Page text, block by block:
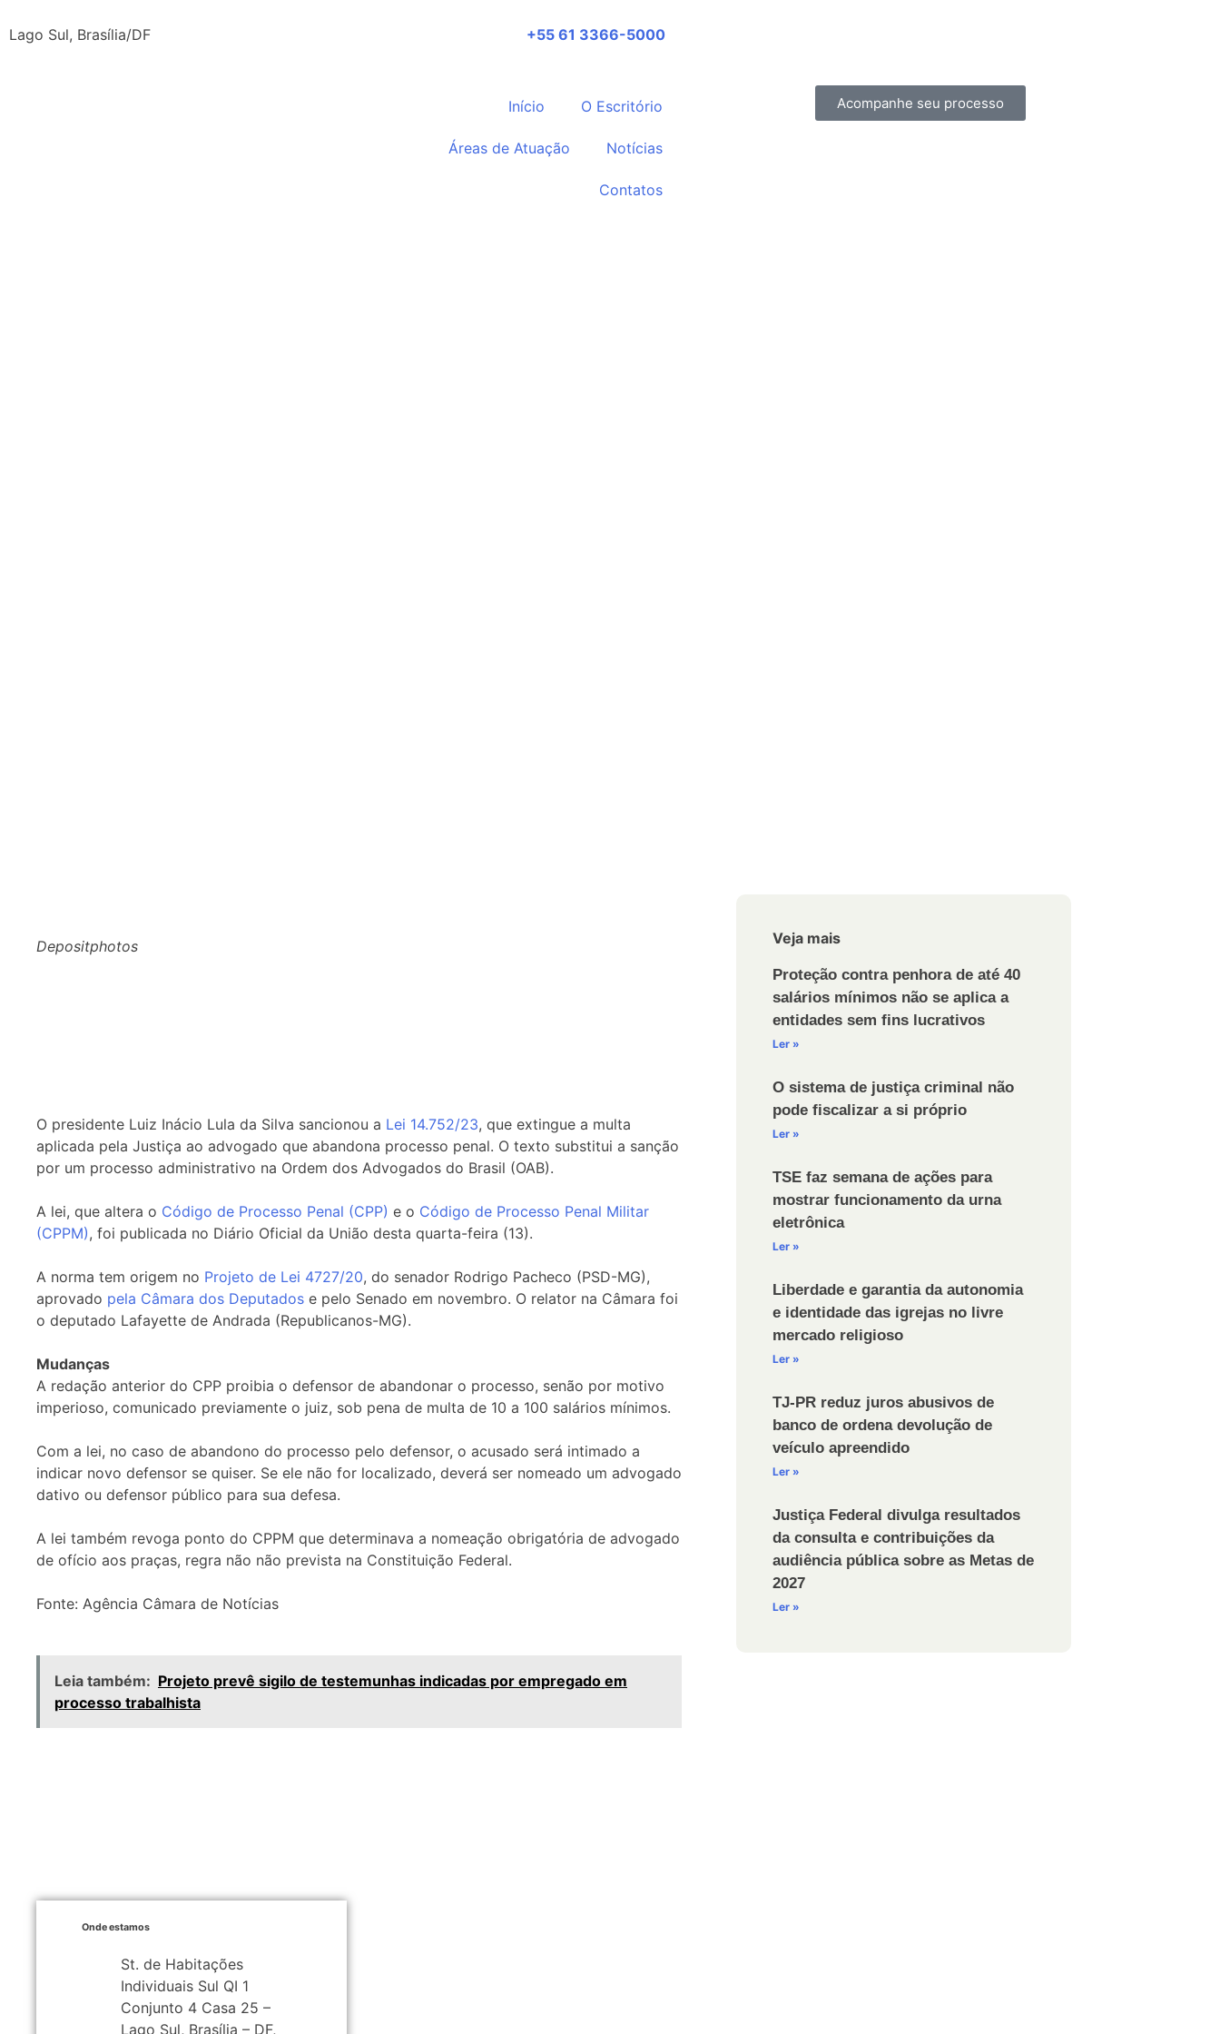
Lago Sul, Brasília/DF +55 61 3366-5000
Início O Escritório
Áreas de Atuação Notícias
Contatos
Acompanhe seu processo
Depositphotos
O presidente Luiz Inácio Lula da Silva sancionou a Lei 14.752/23, que extingue a multa
aplicada pela Justiça ao advogado que abandona processo penal. O texto substitui a sanção
por um processo administrativo na Ordem dos Advogados do Brasil (OAB).
A lei, que altera o Código de Processo Penal (CPP) e o Código de Processo Penal Militar
(CPPM), foi publicada no Diário Oficial da União desta quarta-feira (13).
A norma tem origem no Projeto de Lei 4727/20, do senador Rodrigo Pacheco (PSD-MG),
aprovado pela Câmara dos Deputados e pelo Senado em novembro. O relator na Câmara foi
o deputado Lafayette de Andrada (Republicanos-MG).
Mudanças
A redação anterior do CPP proibia o defensor de abandonar o processo, senão por motivo
imperioso, comunicado previamente o juiz, sob pena de multa de 10 a 100 salários mínimos.
Com a lei, no caso de abandono do processo pelo defensor, o acusado será intimado a
indicar novo defensor se quiser. Se ele não for localizado, deverá ser nomeado um advogado
dativo ou defensor público para sua defesa.
A lei também revoga ponto do CPPM que determinava a nomeação obrigatória de advogado
de ofício aos praças, regra não não prevista na Constituição Federal.
Fonte: Agência Câmara de Notícias
Leia também: Projeto prevê sigilo de testemunhas indicadas por empregado em
processo trabalhista
Veja mais
Proteção contra penhora de até 40
salários mínimos não se aplica a
entidades sem fins lucrativos
Ler »
O sistema de justiça criminal não
pode fiscalizar a si próprio
Ler »
TSE faz semana de ações para
mostrar funcionamento da urna
eletrônica
Ler »
Liberdade e garantia da autonomia
e identidade das igrejas no livre
mercado religioso
Ler »
TJ-PR reduz juros abusivos de
banco de ordena devolução de
veículo apreendido
Ler »
Justiça Federal divulga resultados
da consulta e contribuições da
audiência pública sobre as Metas de
2027
Ler »
Onde estamos
St. de Habitações
Individuais Sul QI 1
Conjunto 4 Casa 25 –
Lago Sul, Brasília – DF,